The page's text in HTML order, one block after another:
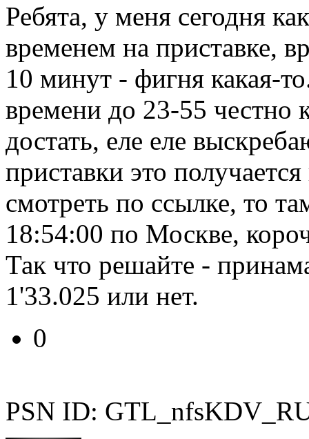
Ребята, у меня сегодня
временем на приставке,
10 минут - фигня какая-
времени до 23-55 честно
достать, еле еле
приставки это
смотреть по ссылке, то
18:54:00 по Москве,
Так что решайте -
1'33.025 или нет.
0
PSN ID: